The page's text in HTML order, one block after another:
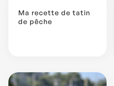
Ma recette de tatin
de pêche